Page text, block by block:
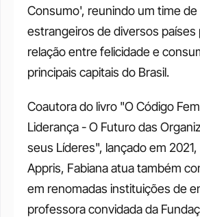
Consumo', reunindo um time
estrangeiros de diversos países
relação entre felicidade e
principais capitais do Brasil.
Coautora do livro "O Código
Liderança - O Futuro das
seus Líderes", lançado em
Appris, Fabiana atua também
em renomadas instituições de
professora convidada da